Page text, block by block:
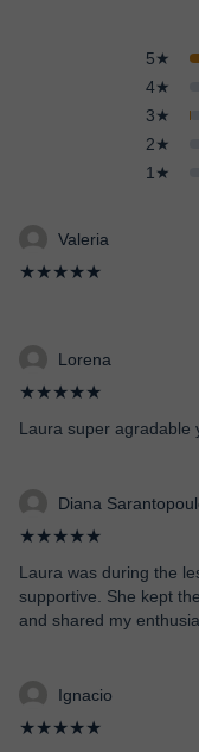
5★
4★
3★
2★
1★
Valeria
★★★★★
Lorena
★★★★★
Laura super agradable
Diana
★★★★★
Laura was during the
supportive. She kept
and shared my
Ignacio
★★★★★